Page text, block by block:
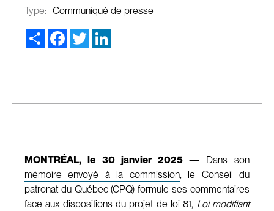
Type: Communiqué de presse
Share Facebook
Twitter
MONTRÉAL, le 30 janvier 2025 — Dans son
mémoire envoyé à la commission, le Conseil du
patronat du Québec (CPQ) formule ses commentaires
face aux dispositions du projet de loi 81, Loi modifiant